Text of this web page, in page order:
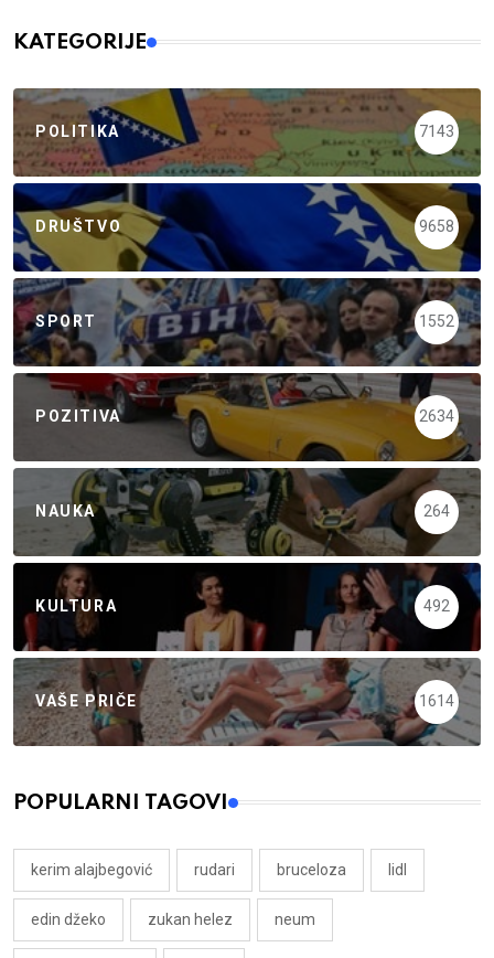
KATEGORIJE
POLITIKA 7143
DRUŠTVO 9658
SPORT 1552
POZITIVA 2634
NAUKA 264
KULTURA 492
VAŠE PRIČE 1614
POPULARNI TAGOVI
kerim alajbegović rudari bruceloza lidl
edin džeko zukan helez neum